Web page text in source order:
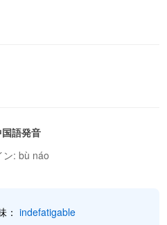
語発音
ン: bù náo
： indefatigable